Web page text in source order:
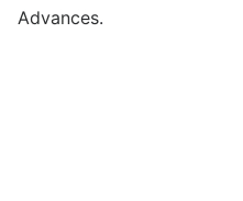
Advances.